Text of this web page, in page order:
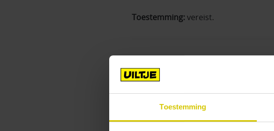
Toestemming
Toestemming:vereist.
3.3 Statistische
Wij gebruiken deze inzichten om
optimaliseren.